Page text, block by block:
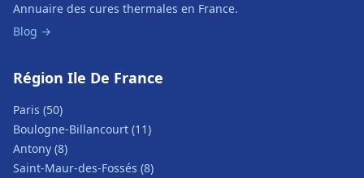
Annuaire des cures thermales en France.
Blog →
Région Ile De France
Paris (50)
Boulogne-Billancourt (11)
Antony (8)
Saint-Maur-des-Fossés (8)